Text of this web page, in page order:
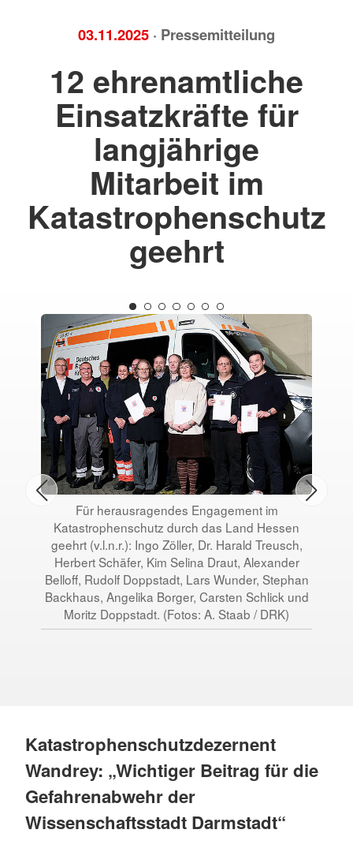
03.11.2025 · Pressemitteilung
12 ehrenamtliche
Einsatzkräfte für
langjährige
Mitarbeit im
Katastrophenschutz
geehrt
Für herausragendes Engagement im
Katastrophenschutz durch das Land Hessen
geehrt (v.l.n.r.): Ingo Zöller, Dr. Harald Treusch,
Herbert Schäfer, Kim Selina Draut, Alexander
Belloff, Rudolf Doppstadt, Lars Wunder, Stephan
Backhaus, Angelika Borger, Carsten Schlick und
Moritz Doppstadt. (Fotos: A. Staab / DRK)
Katastrophenschutzdezernent
Wandrey: „Wichtiger Beitrag für die
Gefahrenabwehr der
Wissenschaftsstadt Darmstadt“